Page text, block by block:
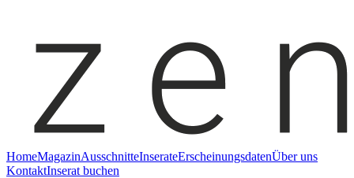
HomeMagazinAusschnitteInserateErscheinungsdatenÜber uns
KontaktInserat buchen